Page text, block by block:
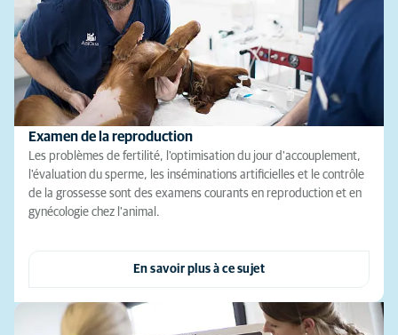
Examen de la reproduction
Les problèmes de fertilité, l'optimisation du jour d'accouplement,
l'évaluation du sperme, les inséminations artificielles et le contrôle
de la grossesse sont des examens courants en reproduction et en
gynécologie chez l'animal.
En savoir plus à ce sujet